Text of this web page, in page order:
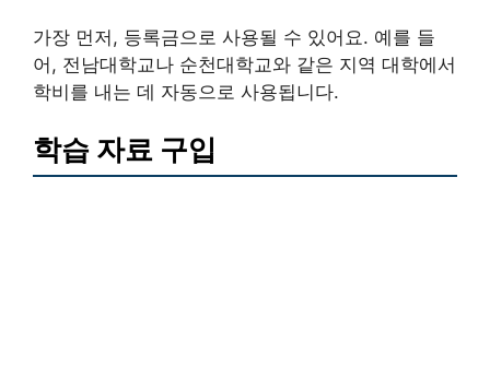
가장 먼저, 등록금으로 사용될 수 있어요. 예를 들
어, 전남대학교나 순천대학교와 같은 지역 대학에서
학비를 내는 데 자동으로 사용됩니다.
학습 자료 구입